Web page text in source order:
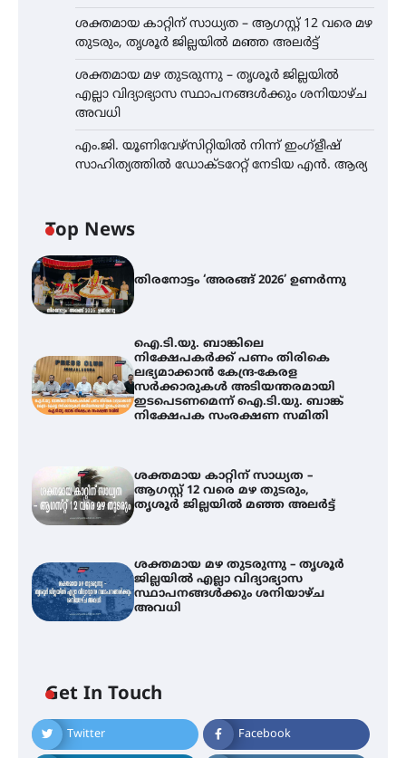
ശക്തമായ കാറ്റിന് സാധ്യത – ആഗസ്റ്റ് 12 വരെ മഴ
തുടരും, തൃശൂർ ജില്ലയിൽ മഞ്ഞ അലർട്ട്
ശക്തമായ മഴ തുടരുന്നു – തൃശൂർ ജില്ലയിൽ
എല്ലാ വിദ്യാഭ്യാസ സ്ഥാപനങ്ങൾക്കും ശനിയാഴ്ച
അവധി
എം.ജി. യൂണിവേഴ്‌സിറ്റിയിൽ നിന്ന് ഇംഗ്ളീഷ്
സാഹിത്യത്തിൽ ഡോക്ടറേറ്റ് നേടിയ എൻ. ആര്യ
Top News
തിരനോട്ടം ‘അരങ്ങ് 2026’ ഉണർന്നു
ഐ.ടി.യു. ബാങ്കിലെ
നിക്ഷേപകർക്ക് പണം തിരികെ
ലഭ്യമാക്കാൻ കേന്ദ്ര-കേരള
സർക്കാരുകൾ അടിയന്തരമായി
ഇടപെടണമെന്ന് ഐ.ടി.യു. ബാങ്ക്
നിക്ഷേപക സംരക്ഷണ സമിതി
ശക്തമായ കാറ്റിന് സാധ്യത –
ആഗസ്റ്റ് 12 വരെ മഴ തുടരും,
തൃശൂർ ജില്ലയിൽ മഞ്ഞ അലർട്ട്
ശക്തമായ മഴ തുടരുന്നു – തൃശൂർ
ജില്ലയിൽ എല്ലാ വിദ്യാഭ്യാസ
സ്ഥാപനങ്ങൾക്കും ശനിയാഴ്ച
അവധി
Get In Touch
Twitter Facebook
ഐ.ടി.യു. ബാങ്കിലെ
നിക്ഷേപകർക്ക് പണം തിരികെ
ലഭ്യമാക്കാൻ കേന്ദ്ര-കേരള
ആഗസ്റ്റ് 12 വരെ മഴ തുടരും,
തൃശൂർ ജില്ലയിൽ മഞ്ഞ അലർട്ട്